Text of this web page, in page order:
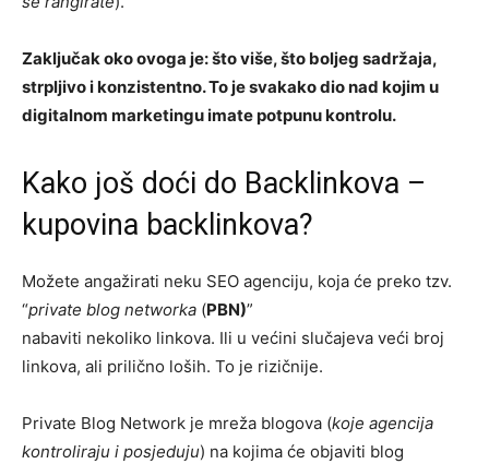
Zaključak oko ovoga je: što više, što boljeg sadržaja,
strpljivo i konzistentno. To je svakako dio nad kojim u
digitalnom marketingu imate potpunu kontrolu.
Kako još doći do Backlinkova –
kupovina backlinkova?
Možete angažirati neku SEO agenciju, koja će preko tzv.
“private blog networka (PBN)”
nabaviti nekoliko linkova. Ili u većini slučajeva veći broj
linkova, ali prilično loših. To je rizičnije.
Private Blog Network je mreža blogova (koje agencija
kontroliraju i posjeduju) na kojima će objaviti blog